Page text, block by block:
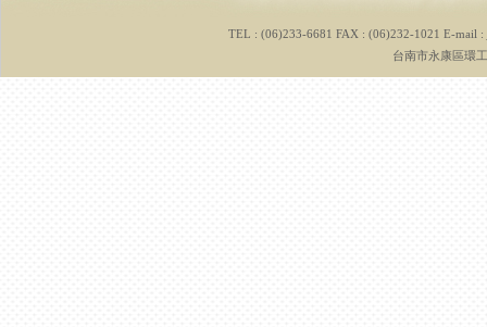
TEL : (06)233-6681 FAX : (06)232-1021 E-mail :
台南市永康區環